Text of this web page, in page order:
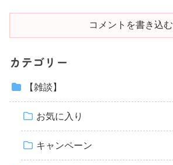
コメントを書き込む
カテゴリー
【雑談】
お気に入り
キャンペーン